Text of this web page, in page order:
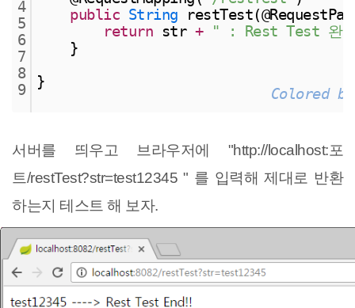
4
5
6
7
8
9
public String
return str +
" : Rest Test
}
}
Colored
서버를 띄우고 브라우저에 "http://localhost:포
트/restTest?str=test12345 " 를 입력해 제대로 반환
하는지 테스트 해 보자.